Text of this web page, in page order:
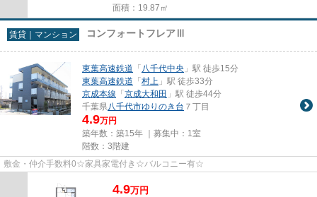
面積：19.87㎡
賃貸｜マンション コンフォートフレアⅢ
東葉高速鉄道 「 八千代中央 」駅 徒歩15分
東葉高速鉄道 「 村上 」駅 徒歩33分
京成本線 「 京成大和田 」駅 徒歩44分
千葉県八千代市ゆりのき台 ７丁目
4.9万円
築年数：築15年 ｜募集中： 1室
階数：3階建
敷金・仲介手数料0☆家具家電付き☆バルコニー有☆
4.9万円